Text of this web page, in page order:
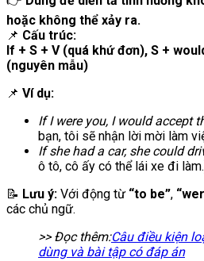
hoặc không thể xảy ra.
📌 Cấu trúc:
If + S + V (quá khứ đơn), S +
(nguyên mẫu)
📌 Ví dụ:
If I were you, I would accept
bạn, tôi sẽ nhận lời mời làm
If she had a car, she could
ô tô, cô ấy có thể lái xe đi
📝 Lưu ý: Với động từ “to be”,
các chủ ngữ.
>> Đọc thêm:Câu điều kiện
dùng và bài tập có đáp án